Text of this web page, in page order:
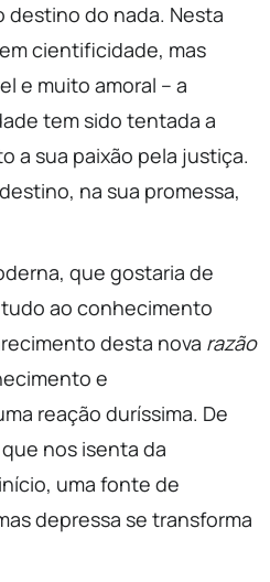
destino do nada. Nesta
cientificidade, mas
e muito amoral – a
tem sido tentada a
a sua paixão pela justiça.
na sua promessa,
que gostaria de
ao conhecimento
desta nova razão
e
reação duríssima. De
nos isenta da
uma fonte de
depressa se transforma